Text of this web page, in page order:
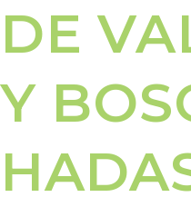
DE
Y